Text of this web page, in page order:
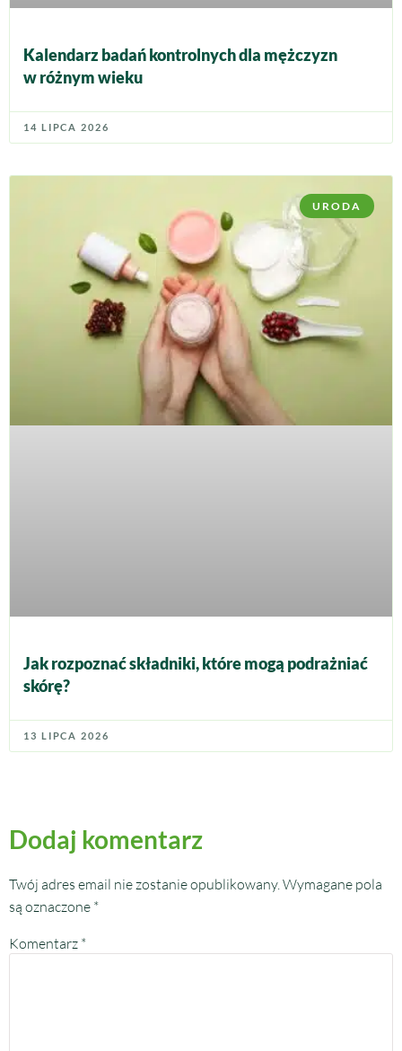
Kalendarz badań kontrolnych dla mężczyzn
w różnym wieku
14 LIPCA 2026
URODA
Jak rozpoznać składniki, które mogą podrażniać
skórę?
13 LIPCA 2026
Dodaj komentarz
Twój adres email nie zostanie opublikowany. Wymagane pola
są oznaczone *
Komentarz *